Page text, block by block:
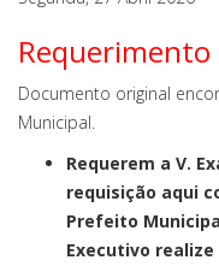
Requerimento
Documento original
Municipal.
Requerem a V.
requisição aqui
Prefeito
Executivo